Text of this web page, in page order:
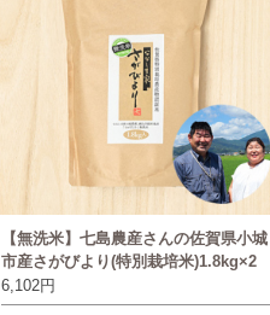
【無洗米】七島農産さんの佐賀県小城
市産さがびより(特別栽培米)1.8kg×2
6,102円